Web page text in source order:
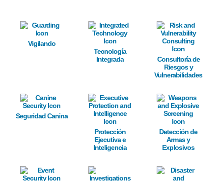
Image
Vigilando
Image
Tecnología
Integrada
Image
Consultoría de
Riesgos y
Vulnerabilidades
Image
Seguridad Canina
Image
Protección
Ejecutiva e
Inteligencia
Image
Detección de
Armas y
Explosivos
Image Image Image